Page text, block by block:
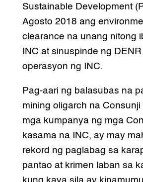
Sustainable Development
Agosto 2018 ang
clearance na unang nitong
INC at sinuspinde ng
operasyon ng INC.
Pag-aari ng balasubas na
mining oligarch na Consunji
mga kumpanya ng mga
kasama na INC, ay may
rekord ng paglabag sa
pantao at krimen laban sa